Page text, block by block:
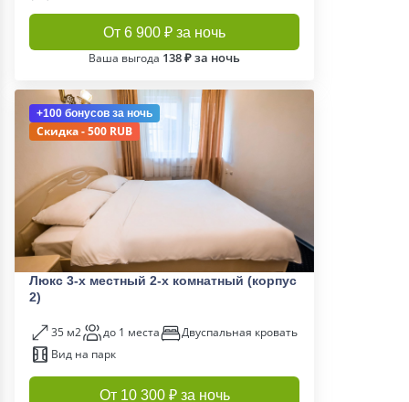
От 6 900 ₽ за ночь
Ваша выгода 138 ₽ за ночь
+100 бонусов за ночь
Скидка - 500 RUB
Люкс 3-х местный 2-х комнатный (корпус
2)
35 м2 до 1 места
Двуспальная кровать
Вид на парк
От 10 300 ₽ за ночь